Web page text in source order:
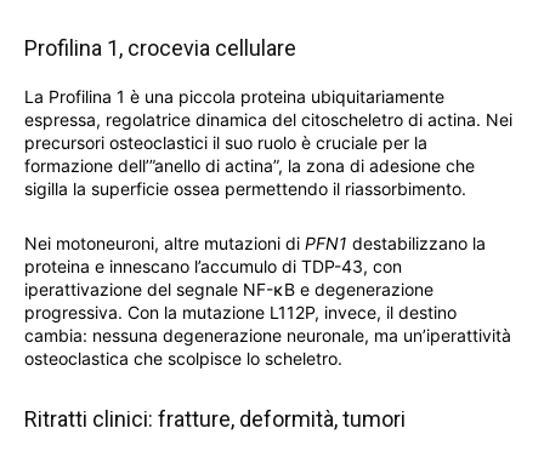
Profilina 1, crocevia cellulare
La Profilina 1 è una piccola proteina ubiquitariamente
espressa, regolatrice dinamica del citoscheletro di actina. Nei
precursori osteoclastici il suo ruolo è cruciale per la
formazione dell’”anello di actina”, la zona di adesione che
sigilla la superficie ossea permettendo il riassorbimento.
Nei motoneuroni, altre mutazioni di PFN1 destabilizzano la
proteina e innescano l’accumulo di TDP-43, con
iperattivazione del segnale NF-κB e degenerazione
progressiva. Con la mutazione L112P, invece, il destino
cambia: nessuna degenerazione neuronale, ma un’iperattività
osteoclastica che scolpisce lo scheletro.
Ritratti clinici: fratture, deformità, tumori